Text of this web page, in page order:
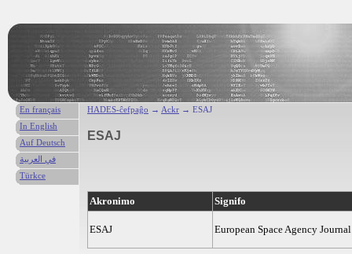
HADES-ĉefpaĝo → Ackr → ESAJ
ESAJ
Akronimo Signifo
ESAJ European Space Agency Journal
En français
In English
Auf Deutsch
في العربية
Türkce